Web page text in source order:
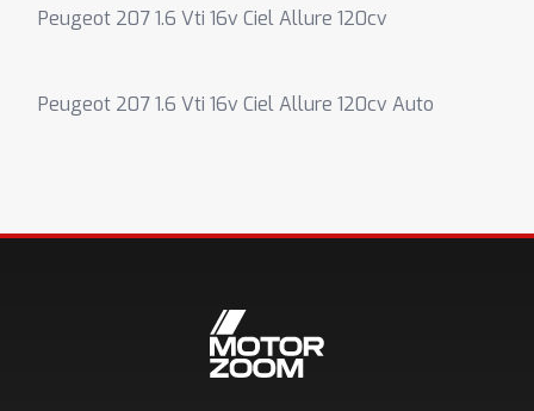
Peugeot 207 1.6 Vti 16v Ciel Allure 120cv
Peugeot 207 1.6 Vti 16v Ciel Allure 120cv Auto